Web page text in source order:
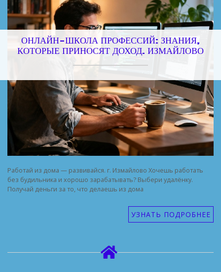
ОНЛАЙН-ШКОЛА ПРОФЕССИЙ: ЗНАНИЯ,
КОТОРЫЕ ПРИНОСЯТ ДОХОД. ИЗМАЙЛОВО
Работай из дома — развивайся. г. Измайлово Хочешь работать
без будильника и хорошо зарабатывать? Выбери удалёнку.
Получай деньги за то, что делаешь из дома
УЗНАТЬ ПОДРОБНЕЕ